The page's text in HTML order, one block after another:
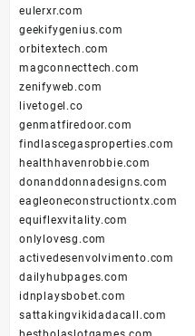
eulerxr.com
geekifygenius.com
orbitextech.com
magconnecttech.com
zenifyweb.com
livetogel.co
genmatfiredoor.com
findlascegasproperties.com
healthhavenrobbie.com
donanddonnadesigns.com
eagleoneconstructiontx.com
equiflexvitality.com
onlylovesg.com
activedesenvolvimento.com
dailyhubpages.com
idnplaysbobet.com
sattakingvikidadacall.com